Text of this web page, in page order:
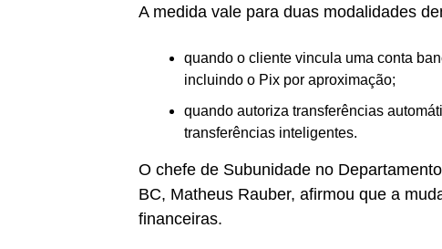
A medida vale para duas modalidades
quando o cliente vincula uma conta
incluindo o Pix por aproximação;
quando autoriza transferências
transferências inteligentes.
O chefe de Subunidade no
BC, Matheus Rauber, afirmou que a
financeiras.